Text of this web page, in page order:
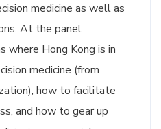
medicine as well as
At the panel
where Hong Kong is in
medicine (from
how to facilitate
and how to gear up